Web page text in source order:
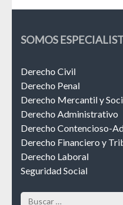
SOMOS
Derecho Civil
Derecho Penal
Derecho Mercantil y
Derecho Administrativo
Derecho Contencioso-
Derecho Financiero y
Derecho Laboral
Seguridad Social
Buscar: